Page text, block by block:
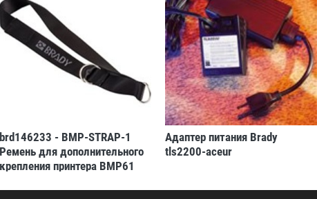
brd146233 - BMP-STRAP-1
Ремень для дополнительного
крепления принтера BMP61
Адаптер питания Brady
tls2200-aceur